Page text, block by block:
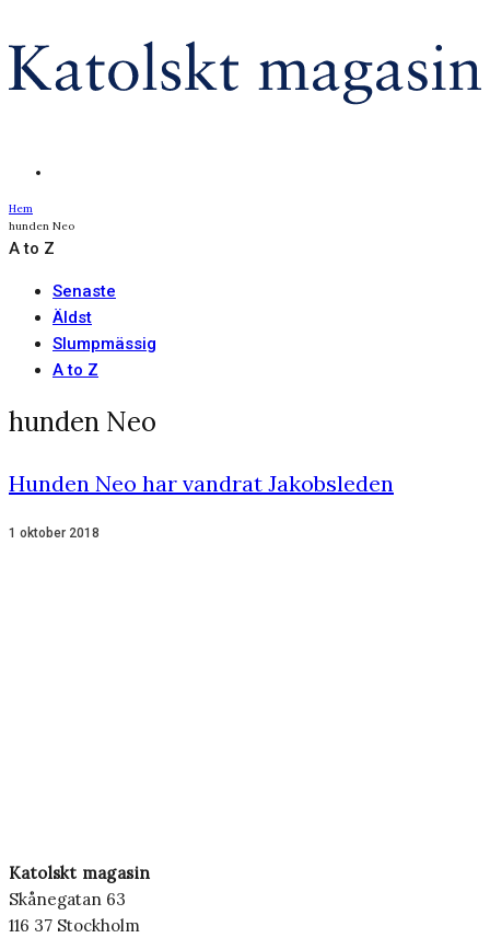
Hem
hunden Neo
A to Z
Senaste
Äldst
Slumpmässig
A to Z
hunden Neo
Hunden Neo har vandrat Jakobsleden
1 oktober 2018
Katolskt magasin
Skånegatan 63
116 37 Stockholm